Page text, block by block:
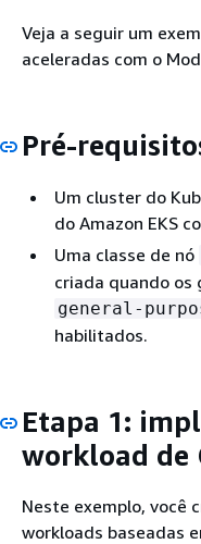
Veja a seguir um
aceleradas com o
Pré-
Um cluster do
do Amazon EKS
Uma classe de nó
criada quando os
general-
habilitados.
Etapa 1:
workload de
Neste exemplo, você
workloads baseadas